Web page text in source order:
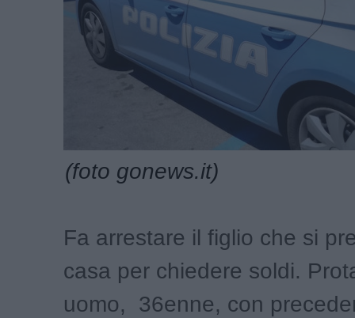
(foto gonews.it)
Fa arrestare il figlio che si
casa per chiedere soldi.
uomo, 36enne, con